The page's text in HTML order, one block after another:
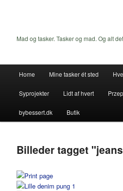
indholdMad og tasker. Tasker og mad. Og alt
Home Mine tasker ét sted
Syprojekter Lidt af hvert
bybessert.dk Butik
Billeder tagget